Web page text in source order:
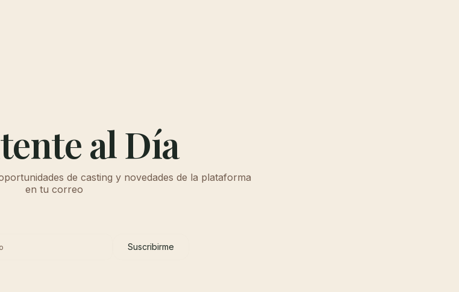
al Día
de casting y novedades de la plataforma
en tu correo
Suscribirme